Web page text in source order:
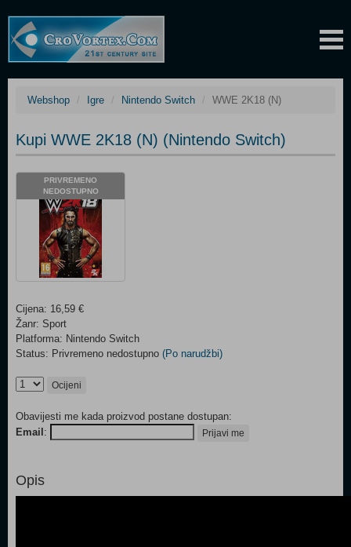
Webshop Igre Nintendo Switch WWE 2K18 (N)
Kupi WWE 2K18 (N) (Nintendo Switch)
PRIVREMENO
NEDOSTUPNO
Cijena: 16,59 €
Žanr: Sport
Platforma: Nintendo Switch
Status: Privremeno nedostupno (Po narudžbi)
Ocijeni
Obavijesti me kada proizvod postane dostupan:
Email : Prijavi me
Opis